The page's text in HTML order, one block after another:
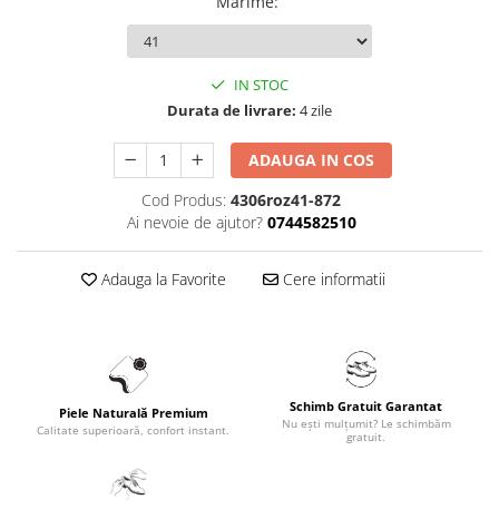
IN STOC
Durata de livrare: 4 zile
ADAUGA IN COS
Cod Produs: 4306roz41-872
Ai nevoie de ajutor? 0744582510
Adauga la Favorite Cere informatii
Piele Naturală Premium
Calitate superioară, confort instant.
Schimb Gratuit Garantat
Nu ești mulțumit? Le schimbăm
gratuit.